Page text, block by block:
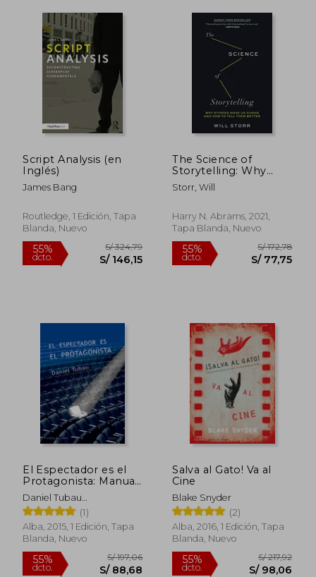
Script Analysis (en
Inglés)
James Bang
Routledge, 1 Edición, Tapa
Blanda, Nuevo
The Science of
Storytelling: Why
Stories Make us
Human and how to
Inglés)
Storr, Will
Harry N. Abrams, 2021,
Tapa Blanda, Nuevo
El Espectador es el
Protagonista: Manual
y Antimanual de
Guion
Daniel Tubau
Garc&Iacute;A(1)
Alba, 2015, 1 Edición, Tapa
Blanda, Nuevo
Salva al Gato! Va al
Cine
Blake Snyder
(2)
Alba, 2016, 1 Edición, Tapa
Blanda, Nuevo